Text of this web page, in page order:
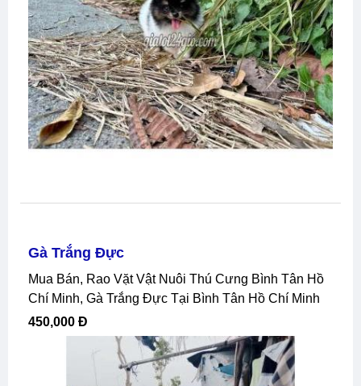
Gà Trắng Đực
Mua Bán, Rao Vặt Vật Nuôi Thú Cưng Bình Tân Hồ
Chí Minh, Gà Trắng Đực Tại Bình Tân Hồ Chí Minh
450,000 Đ